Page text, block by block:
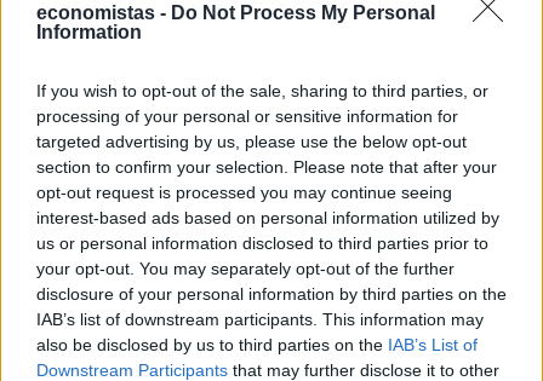
economistas - Do Not Process My Personal
Information
If you wish to opt-out of the sale, sharing to third parties, or
processing of your personal or sensitive information for
targeted advertising by us, please use the below opt-out
section to confirm your selection. Please note that after your
opt-out request is processed you may continue seeing
interest-based ads based on personal information utilized by
us or personal information disclosed to third parties prior to
your opt-out. You may separately opt-out of the further
disclosure of your personal information by third parties on the
IAB’s list of downstream participants. This information may
also be disclosed by us to third parties on the IAB’s List of
Downstream Participants that may further disclose it to other
ΕΠΙΧΕΙΡΗΣΕΙΣ
Metlen: Ρεκόρ εξαμήνου με EBITDA 550 εκατ.
ευρώ και στόχο έως 1,15 δισ.
Σε ισχυρή αναπτυξιακή τροχιά επέστρεψε η Metlen στο πρώτο
εξάμηνο του 2026, καταγράφοντας ιστορικά υψηλά επίπεδα σε
έσοδα, λειτουργική κερδοφορία και καθαρά κέρδη.
NEWSROOM/06 Αυγ 2026